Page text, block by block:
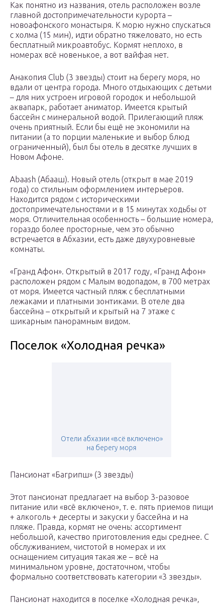
Как понятно из названия, отель расположен возле
главной достопримечательности курорта –
новоафонского монастыря. К морю нужно спускаться
с холма (15 мин), идти обратно тяжеловато, но есть
бесплатный микроавтобус. Кормят неплохо, в
номерах всё новенькое, а вот вайфая нет.
Анакопия Club (3 звезды) стоит на берегу моря, но
вдали от центра города. Много отдыхающих с детьми
– для них устроен игровой городок и небольшой
аквапарк, работает аниматор. Имеется крытый
бассейн с минеральной водой. Прилегающий пляж
очень приятный. Если бы ещё не экономили на
питании (а то порции маленькие и выбор блюд
ограниченный), был бы отель в десятке лучших в
Новом Афоне.
Abaash (Абааш). Новый отель (открыт в мае 2019
года) со стильным оформлением интерьеров.
Находится рядом с историческими
достопримечательностями и в 15 минутах ходьбы от
моря. Отличительная особенность – большие номера,
гораздо более просторные, чем это обычно
встречается в Абхазии, есть даже двухуровневые
комнаты.
«Гранд Афон». Открытый в 2017 году, «Гранд Афон»
расположен рядом с Малым водопадом, в 700 метрах
от моря. Имеется частный пляж с бесплатными
лежаками и платными зонтиками. В отеле два
бассейна – открытый и крытый на 7 этаже с
шикарным панорамным видом.
Поселок «Холодная речка»
Отели абхазии «всё включено»
на берегу моря
Пансионат «Багрипш» (3 звезды)
Этот пансионат предлагает на выбор 3-разовое
питание или «всё включено», т. е. пять приемов пищи
+ алкоголь + десерты и закуски у бассейна и на
пляже. Правда, кормят не очень: ассортимент
небольшой, качество приготовления еды среднее. С
обслуживанием, чистотой в номерах и их
оснащением ситуация такая же – всё на
минимальном уровне, достаточном, чтобы
формально соответствовать категории «3 звезды».
Пансионат находится в поселке «Холодная речка»,